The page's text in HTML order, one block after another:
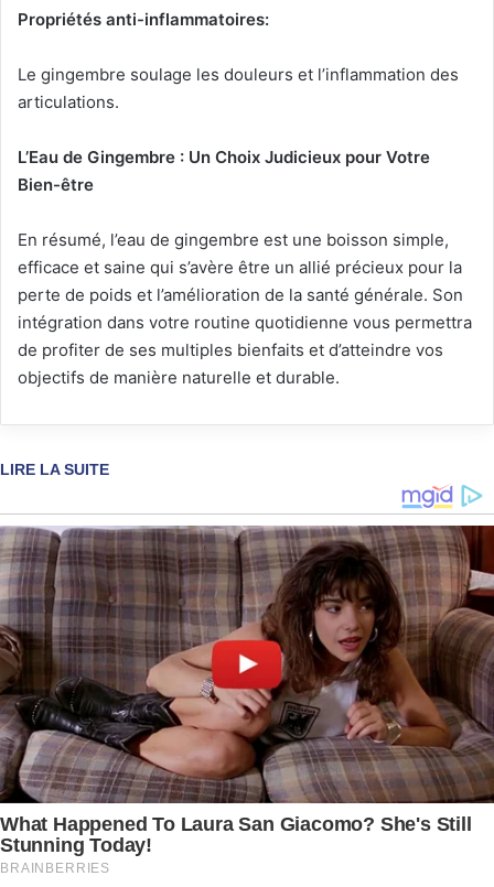
Propriétés anti-inflammatoires:
Le gingembre soulage les douleurs et l’inflammation des
articulations.
L’Eau de Gingembre : Un Choix Judicieux pour Votre
Bien-être
En résumé, l’eau de gingembre est une boisson simple,
efficace et saine qui s’avère être un allié précieux pour la
perte de poids et l’amélioration de la santé générale. Son
intégration dans votre routine quotidienne vous permettra
de profiter de ses multiples bienfaits et d’atteindre vos
objectifs de manière naturelle et durable.
LIRE LA SUITE